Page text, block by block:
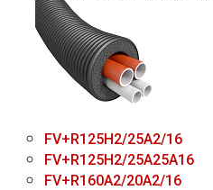
FV+R125H2/25A2/16
FV+R125H2/25A25А16
FV+R160A2/20A2/16